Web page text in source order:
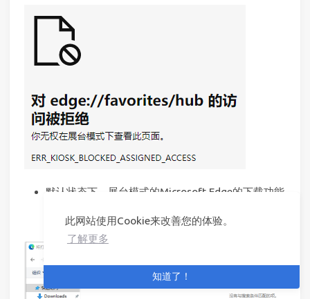
此网站使用Cookie来改善您的体验。
了解更多
知道了！
默认状态下，展台模式的Microsoft Edge的下载功能
的Downloads文件夹下。